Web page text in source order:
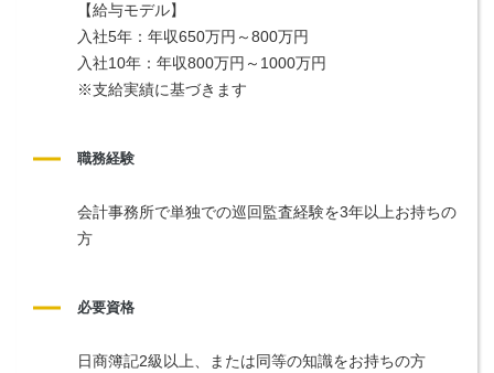
【給与モデル】
入社5年：年収650万円～800万円
入社10年：年収800万円～1000万円
※支給実績に基づきます
職務経験
会計事務所で単独での巡回監査経験を3年以上お持ちの
方
必要資格
日商簿記2級以上、または同等の知識をお持ちの方